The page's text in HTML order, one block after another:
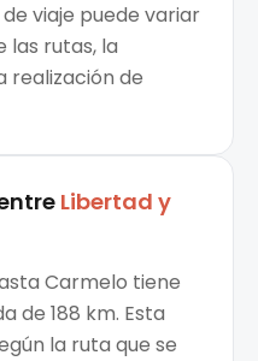
de viaje puede variar
las rutas, la
realización de
Libertad y
Carmelo tiene
de 188 km. Esta
la ruta que se